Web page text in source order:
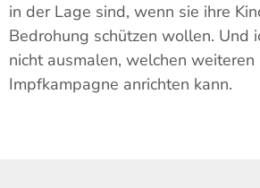
in der Lage sind, wenn sie ihre
Bedrohung schützen wollen. Und
nicht ausmalen, welchen weiteren
Impfkampagne anrichten kann.